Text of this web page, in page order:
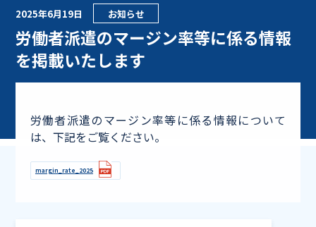
2025年6月19日 お知らせ
労働者派遣のマージン率等に係る情報
を掲載いたします
労働者派遣のマージン率等に係る情報について
は、下記をご覧ください。
margin_rate_2025